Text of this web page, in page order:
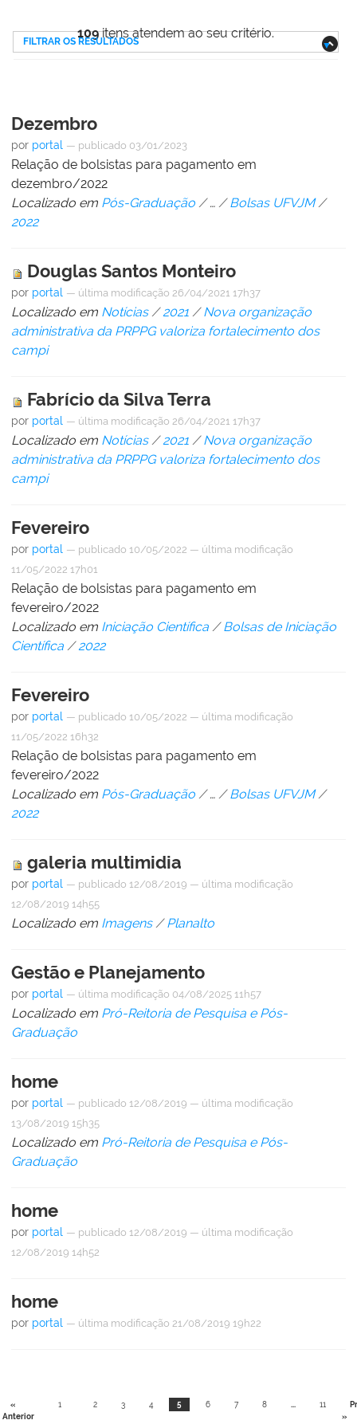
109itens atendem ao seu critério.
FILTRAR OS RESULTADOS
Dezembro
por portal — publicado 03/01/2023
Relação de bolsistas para pagamento em
dezembro/2022
Localizado em Pós-Graduação /… /Bolsas UFVJM /
2022
Douglas Santos Monteiro
por portal — última modificação 26/04/2021 17h37
Localizado em Notícias /2021 /Nova organização
administrativa da PRPPG valoriza fortalecimento dos
campi
Fabrício da Silva Terra
por portal — última modificação 26/04/2021 17h37
Localizado em Notícias /2021 /Nova organização
administrativa da PRPPG valoriza fortalecimento dos
campi
Fevereiro
por portal — publicado 10/05/2022 — última modificação
11/05/2022 17h01
Relação de bolsistas para pagamento em
fevereiro/2022
Localizado em Iniciação Científica /Bolsas de Iniciação
Científica /2022
Fevereiro
por portal — publicado 10/05/2022 — última modificação
11/05/2022 16h32
Relação de bolsistas para pagamento em
fevereiro/2022
Localizado em Pós-Graduação /… /Bolsas UFVJM /
2022
galeria multimidia
por portal — publicado 12/08/2019 — última modificação
12/08/2019 14h55
Localizado em Imagens /Planalto
Gestão e Planejamento
por portal — última modificação 04/08/2025 11h57
Localizado em Pró-Reitoria de Pesquisa e Pós-
Graduação
home
por portal — publicado 12/08/2019 — última modificação
13/08/2019 15h35
Localizado em Pró-Reitoria de Pesquisa e Pós-
Graduação
home
por portal — publicado 12/08/2019 — última modificação
12/08/2019 14h52
home
por portal — última modificação 21/08/2019 19h22
«
Anterior
1 2 3 4 5 6 7 8 ... 11
»